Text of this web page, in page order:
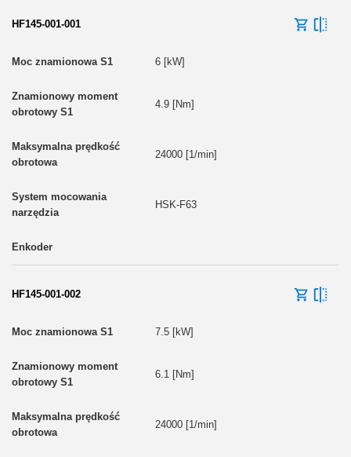
Masa [kg]
HF145-001-001
6 [kW]
4.9 [Nm]
24000 [1/min]
HSK-F63
HF145-001-002
7.5 [kW]
6.1 [Nm]
24000 [1/min]